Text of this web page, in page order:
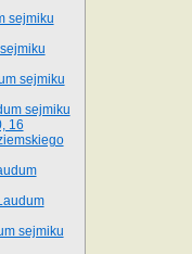
sejmiku
sejmiku
sejmiku
16
sejmiku